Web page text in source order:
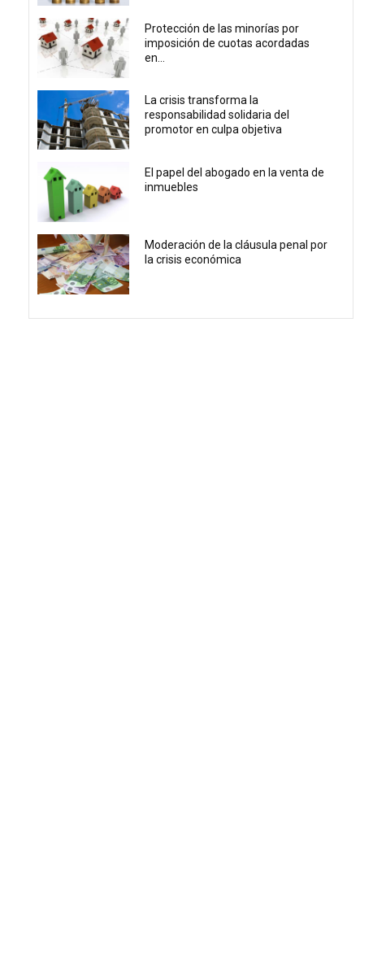
Protección de las minorías por
imposición de cuotas acordadas
en...
La crisis transforma la
responsabilidad solidaria del
promotor en culpa objetiva
El papel del abogado en la venta de
inmuebles
Moderación de la cláusula penal por
la crisis económica